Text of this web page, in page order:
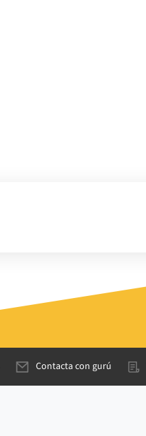
Contacta con gurú